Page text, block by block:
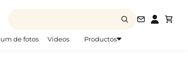
de fotos Videos Productos